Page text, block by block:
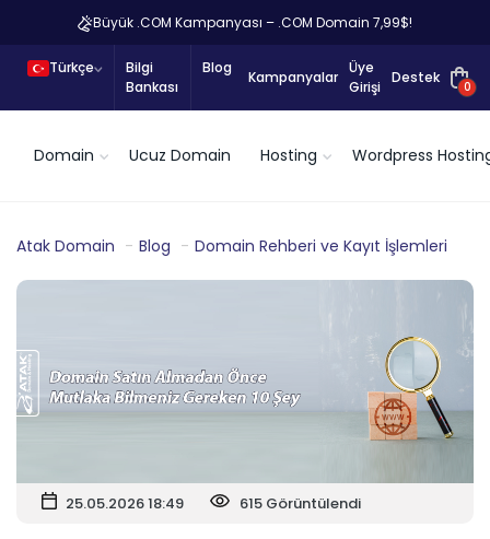
Büyük .COM Kampanyası – .COM Domain 7,99$!
Türkçe
Bilgi
Bankası
Blog
Kampanyalar
Üye
Girişi
Destek
0
Domain Ucuz Domain Hosting Wordpress
Atak Domain Blog Domain Rehberi ve Kayıt İşlemleri
25.05.2026 18:49 615 Görüntülendi